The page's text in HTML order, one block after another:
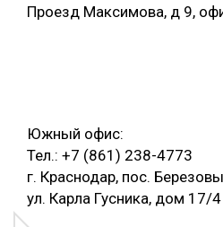
Проезд Максимова, д 9,
Южный офис:
Тел.: +7 (861) 238-4773
г. Краснодар, пос.
ул. Карла Гусника, дом 17/4